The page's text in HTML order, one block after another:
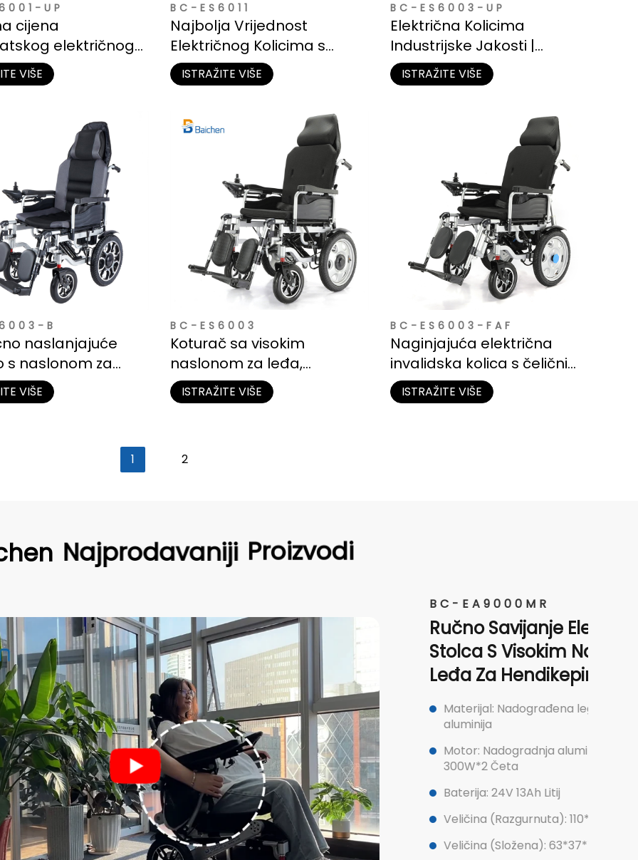
UP
cijena
električnog
kolica za
VIŠE
BC-ES6011
Najbolja Vrijednost
Električnog Kolicima s
Čeličnim Okvirom |
Dostupno i Pouzdano za
ISTRAŽITE VIŠE
BC-ES6003-UP
Električna Kolicima
Industrijske Jakosti |
Izdržljiva Čelična
Konstrukcija za Dugotrajnu
ISTRAŽITE VIŠE
B
naslanjajuće
s naslonom za
čelični okvir za
uporabu
VIŠE
BC-ES6003
Koturač sa visokim
naslonom za leđa,
naslanjajući se, savitljiv i
prijenosni
ISTRAŽITE VIŠE
BC-ES6003-FAF
Naginjajuća električna
invalidska kolica s čeličnim
okvirom | Visoki naslon
leđa za potpunu podršku
ISTRAŽITE VIŠE
1 2
Najprodavaniji Proizvodi
Ručno Savijanje Električnog
Stolca S Visokim Naslonom Za
Leđa Za Hendikepirane Osobe
Materijal: Nadograđena legura magnezija i
aluminija
Motor: Nadogradnja aluminijumska legura
300W*2 Četa
Baterija: 24V 13Ah Litij
Veličina (Razgurnuta): 110*63*96cm
Veličina (Složena): 63*37*75cm